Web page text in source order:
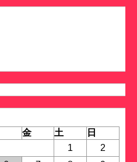
金 土
日
1
2